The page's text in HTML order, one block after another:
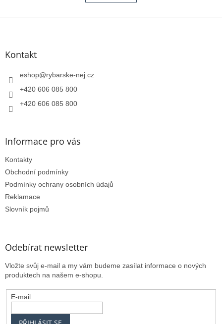
á
k
v
Z
Kontakt
eshop@rybarske-nej.cz
+420 606 085 800
+420 606 085 800
Informace pro vás
Kontakty
Obchodní podmínky
Podmínky ochrany osobních údajů
Reklamace
Slovník pojmů
Odebírat newsletter
Vložte svůj e-mail a my vám budeme zasílat informace o nových
produktech na našem e-shopu.
E-mail